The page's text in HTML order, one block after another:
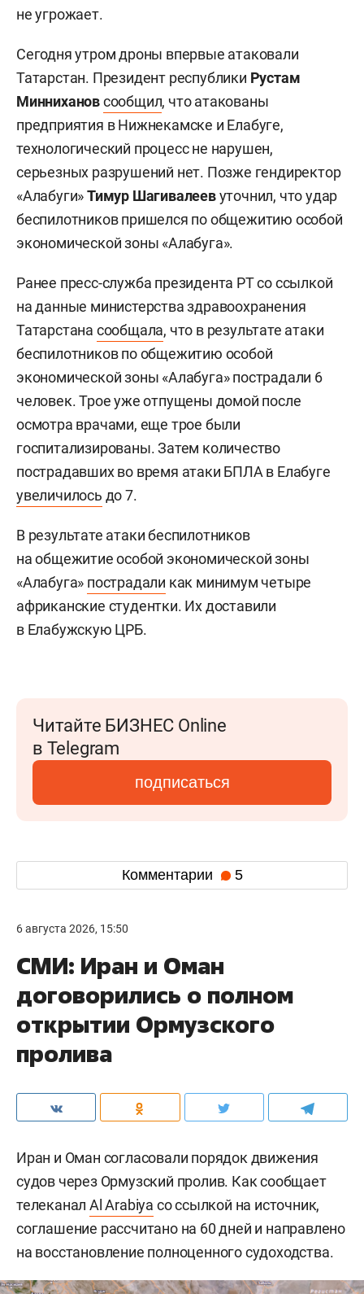
не угрожает.
Сегодня утром дроны впервые атаковали
Татарстан. Президент республики Рустам
Миннихановсообщил, что атакованы
предприятия в Нижнекамске и Елабуге,
технологический процесс не нарушен,
серьезных разрушений нет. Позже гендиректор
«Алабуги»Тимур Шагивалеевуточнил, что удар
беспилотников пришелся по общежитию особой
экономической зоны «Алабуга».
Ранее пресс-служба президента РТ со ссылкой
на данные министерства здравоохранения
Татарстана сообщала, что в результате атаки
беспилотников по общежитию особой
экономической зоны «Алабуга» пострадали 6
человек. Трое уже отпущены домой после
осмотра врачами, еще трое были
госпитализированы. Затем количество
пострадавших во время атаки БПЛА в Елабуге
увеличилось до 7.
В результате атаки беспилотников
на общежитие особой экономической зоны
«Алабуга» пострадали как минимум четыре
африканские студентки. Их доставили
в Елабужскую ЦРБ.
Читайте БИЗНЕС Online
в Telegram
подписаться
Комментарии 5
6 августа 2026, 15:50
СМИ: Иран и Оман
договорились о полном
открытии Ормузского
пролива
Иран и Оман согласовали порядок движения
судов через Ормузский пролив. Как сообщает
телеканалAl Arabiya со ссылкой на источник,
соглашение рассчитано на 60 дней и направлено
на восстановление полноценного судоходства.